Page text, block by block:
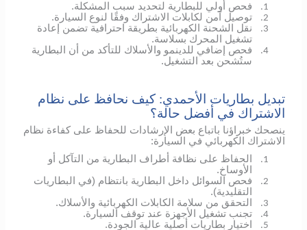
1. فحص أولي للبطارية لتحديد سبب المشكلة.
2. توصيل آمن لكابلات الاشتراك وفقًا لنوع السيارة.
3.
نقل الشحنة الكهربائية بطريقة احترافية تضمن إعادة
تشغيل المحرك بسلاسة.
4. فحص إضافي للدينمو والأسلاك للتأكد من أن البطارية
ستُشحن بعد التشغيل.
تبديل بطاريات الأحمدي: كيف نحافظ على نظام
الاشتراك في أفضل حالة؟
ينصحك خبراؤنا باتباع بعض الإرشادات للحفاظ على كفاءة نظام
الاشتراك الكهربائي في السيارة:
1.
الحفاظ على نظافة أطراف البطارية من التآكل أو
الأوساخ.
2.
فحص السوائل داخل البطارية بانتظام (في البطاريات
التقليدية).
3. التحقق من سلامة الكابلات الكهربائية والأسلاك.
4. تجنب تشغيل الأجهزة عند توقف السيارة.
5. اختيار بطاريات أصلية عالية الجودة.